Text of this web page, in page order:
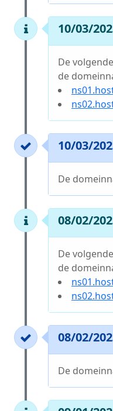
10/03/
De
de
10/03/
De
08/02/
De
de
08/02/
De